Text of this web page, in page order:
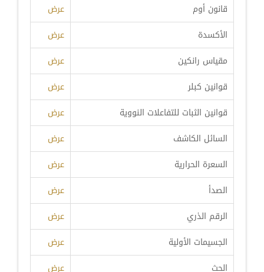
قانون أوم
عرض
الأكسدة
عرض
مقياس رانكين
عرض
قوانين كبلر
عرض
قوانين الثبات للتفاعلات النووية
عرض
السائل الكاشف
عرض
السعرة الحرارية
عرض
الصدأ
عرض
الرقم الذري
عرض
الجسيمات الأولية
عرض
الحث
عرض